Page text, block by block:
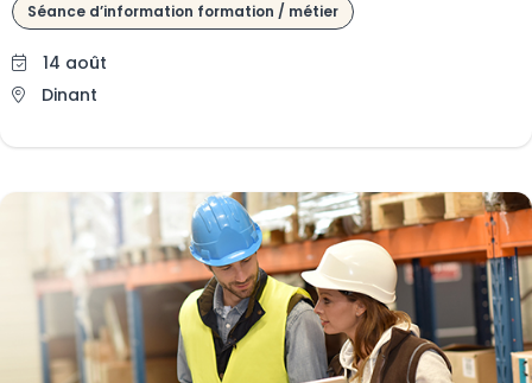
Séance d’information formation / métier
14 août
Dinant